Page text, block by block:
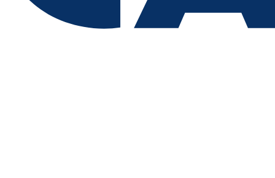
07.08.2026 | 11:23
В Тольятти изменят схему движения общественного
транспорта до 30 сентября